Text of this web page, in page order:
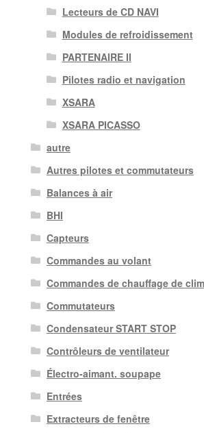
Lecteurs de CD NAVI
Modules de refroidissement
PARTENAIRE II
Pilotes radio et navigation
XSARA
XSARA PICASSO
autre
Autres pilotes et commutateurs
Balances à air
BHI
Capteurs
Commandes au volant
Commandes de chauffage de
Commutateurs
Condensateur START STOP
Contrôleurs de ventilateur
Électro-aimant. soupape
Entrées
Extracteurs de fenêtre